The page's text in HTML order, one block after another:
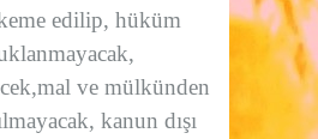
edilip, hüküm
ve mülkünden
kanun dışı